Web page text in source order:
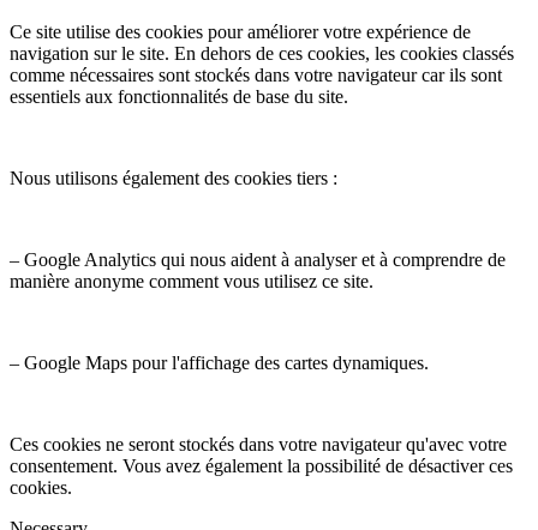
Ce site utilise des cookies pour améliorer votre expérience de
navigation sur le site. En dehors de ces cookies, les cookies classés
comme nécessaires sont stockés dans votre navigateur car ils sont
essentiels aux fonctionnalités de base du site.
Nous utilisons également des cookies tiers :
– Google Analytics qui nous aident à analyser et à comprendre de
manière anonyme comment vous utilisez ce site.
– Google Maps pour l'affichage des cartes dynamiques.
Ces cookies ne seront stockés dans votre navigateur qu'avec votre
consentement. Vous avez également la possibilité de désactiver ces
cookies.